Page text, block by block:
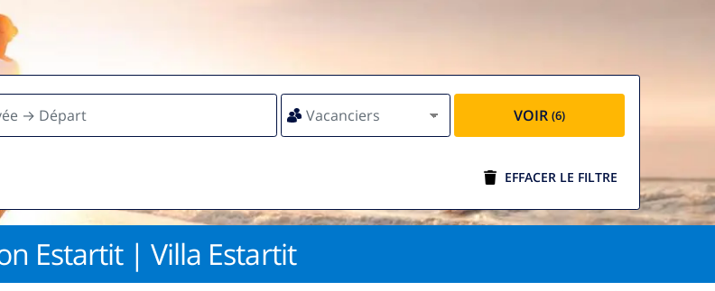
→ Départ Vacanciers VOIR (6)
EFFACER LE FILTRE
Estartit | Villa Estartit